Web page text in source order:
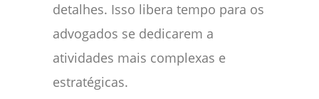
detalhes. Isso libera tempo para os
advogados se dedicarem a
atividades mais complexas e
estratégicas.